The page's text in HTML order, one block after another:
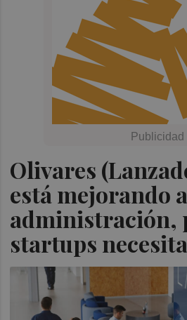
Olivares
está mejorando
administración,
startups